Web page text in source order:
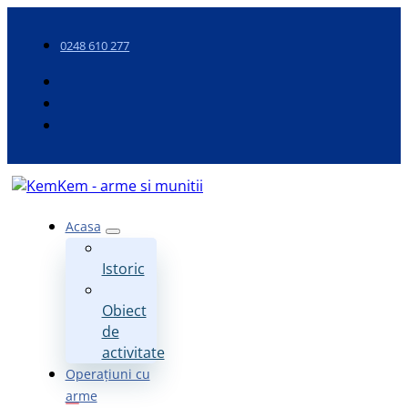
0248 610 277
Acasa
Istoric
Obiect
de
activitate
Operațiuni cu
arme